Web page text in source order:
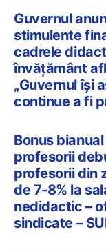
Guvernul
stimulente
cadrele
învățământ
„Guvernul își
continue a fi
Bonus
profesorii
profesorii din
de 7-8% la
nedidactic –
sindicate –